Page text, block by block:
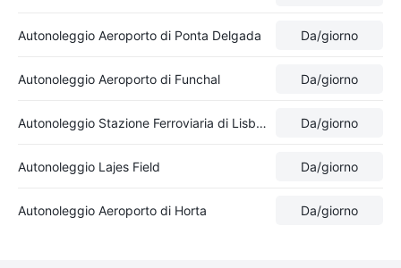
Autonoleggio Aeroporto di Ponta Delgada Da/giorno
Autonoleggio Aeroporto di Funchal Da/giorno
Autonoleggio Stazione Ferroviaria di Lisbona-Oriente Da/giorno
Autonoleggio Lajes Field Da/giorno
Autonoleggio Aeroporto di Horta Da/giorno